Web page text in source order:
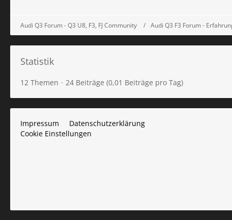
Audi Q3 Forum - Q3 U8, F3, FJ Community Audi Q3 F3 Forum -
Statistik
12 Themen 24 Beiträge (0,01 Beiträge pro Tag)
Impressum
Datenschutzerklärung
Cookie Einstellungen